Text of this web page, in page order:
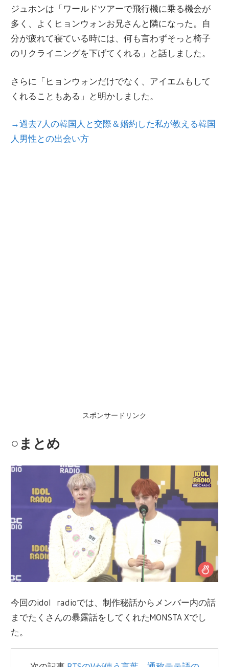
ジュホンは「ワールドツアーで飛行機に乗る機会が
多く、よくヒョンウォンお兄さんと隣になった。自
分が疲れて寝ている時には、何も言わずそっと椅子
のリクライニングを下げてくれる」と話しました。
さらに「ヒョンウォンだけでなく、アイエムもして
くれることもある」と明かしました。
→過去7人の韓国人と交際＆婚約した私が教える韓国
人男性との出会い方
スポンサードリンク
○まとめ
今回のidol radioでは、制作秘話からメンバー内の話
までたくさんの暴露話をしてくれたMONSTA Xでし
た。